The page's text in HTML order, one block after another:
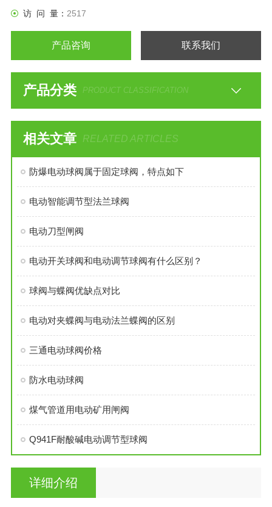
访 问 量： 2517
产品咨询 联系我们
产品分类 PRODUCT CLASSIFICATION
相关文章 RELATED ARTICLES
防爆电动球阀属于固定球阀，特点如下
电动智能调节型法兰球阀
电动刀型闸阀
电动开关球阀和电动调节球阀有什么区别？
球阀与蝶阀优缺点对比
电动对夹蝶阀与电动法兰蝶阀的区别
三通电动球阀价格
防水电动球阀
煤气管道用电动矿用闸阀
Q941F耐酸碱电动调节型球阀
详细介绍